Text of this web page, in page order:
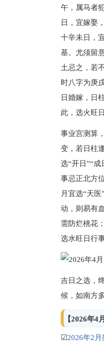
午，属马者
日，宜嫁娶
十辛未日，
基。尤须留
土忌之，若
时八字为庚
日婚嫁，日
此，选火旺
事业宫测算
变，若日柱
选“开日”“
事忌正北方
月宜选“天
动，则易有
需防烂桃花
选水旺日行
吉日之选，
候，如南方
【2026年4
☑2026年2